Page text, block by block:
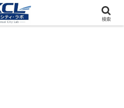
（累計アクセス数4000万PV）
検索